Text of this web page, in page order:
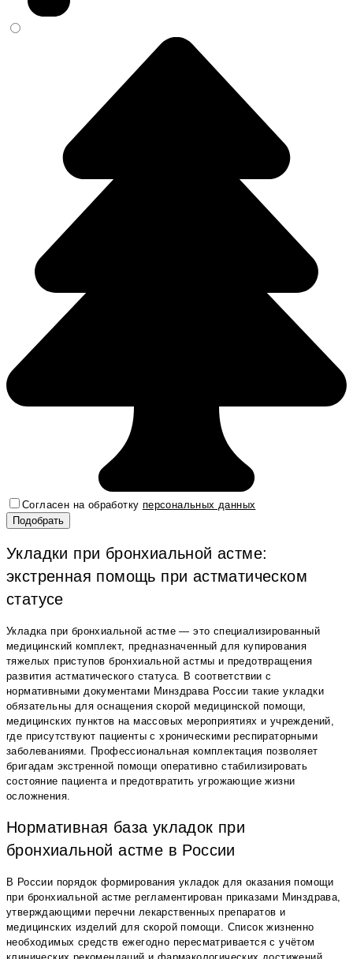
Согласен на обработку персональных данных
Укладки при бронхиальной астме:
экстренная помощь при астматическом
статусе
Укладка при бронхиальной астме — это специализированный
медицинский комплект, предназначенный для купирования
тяжелых приступов бронхиальной астмы и предотвращения
развития астматического статуса. В соответствии с
нормативными документами Минздрава России такие укладки
обязательны для оснащения скорой медицинской помощи,
медицинских пунктов на массовых мероприятиях и учреждений,
где присутствуют пациенты с хроническими респираторными
заболеваниями. Профессиональная комплектация позволяет
бригадам экстренной помощи оперативно стабилизировать
состояние пациента и предотвратить угрожающие жизни
осложнения.
Нормативная база укладок при
бронхиальной астме в России
В России порядок формирования укладок для оказания помощи
при бронхиальной астме регламентирован приказами Минздрава,
утверждающими перечни лекарственных препаратов и
медицинских изделий для скорой помощи. Список жизненно
необходимых средств ежегодно пересматривается с учётом